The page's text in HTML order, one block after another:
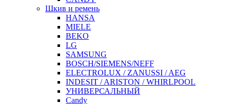
Шкив и ремень
HANSA
MIELE
BEKO
LG
SAMSUNG
BOSCH/SIEMENS/NEFF
ELECTROLUX / ZANUSSI / AEG
INDESIT / ARISTON / WHIRLPOOL
УНИВЕРСАЛЬНЫЙ
Candy